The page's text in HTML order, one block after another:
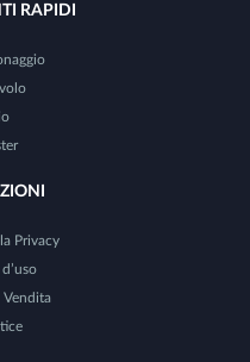
RAPIDI
Privacy